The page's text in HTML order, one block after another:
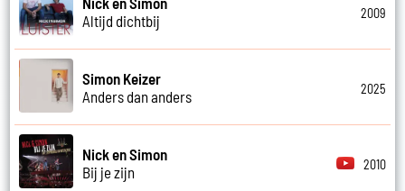
Altijd dichtbij
2009
Simon Keizer
Anders dan anders
2025
Nick en Simon
Bij je zijn
2010